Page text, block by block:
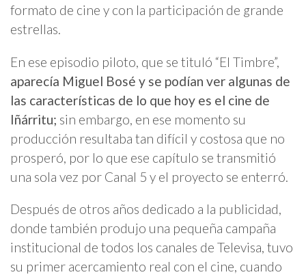
formato de cine y con la participación de grande
estrellas.
En ese episodio piloto, que se tituló “El Timbre”,
aparecía Miguel Bosé y se podían ver algunas de
las características de lo que hoy es el cine de
Iñárritu; sin embargo, en ese momento su
producción resultaba tan difícil y costosa que no
prosperó, por lo que ese capítulo se transmitió
una sola vez por Canal 5 y el proyecto se enterró.
Después de otros años dedicado a la publicidad,
donde también produjo una pequeña campaña
institucional de todos los canales de Televisa, tuvo
su primer acercamiento real con el cine, cuando